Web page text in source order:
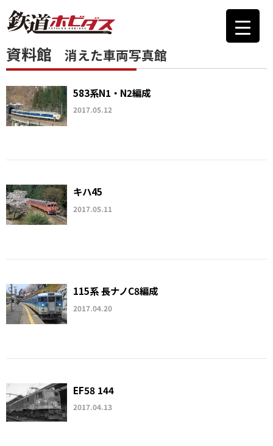
資料館 消えた車両写真館
583系N1・N2編成
2017.05.12
キハ45
2017.05.11
115系 長ナノC8編成
2017.04.20
EF58 144
2017.04.13